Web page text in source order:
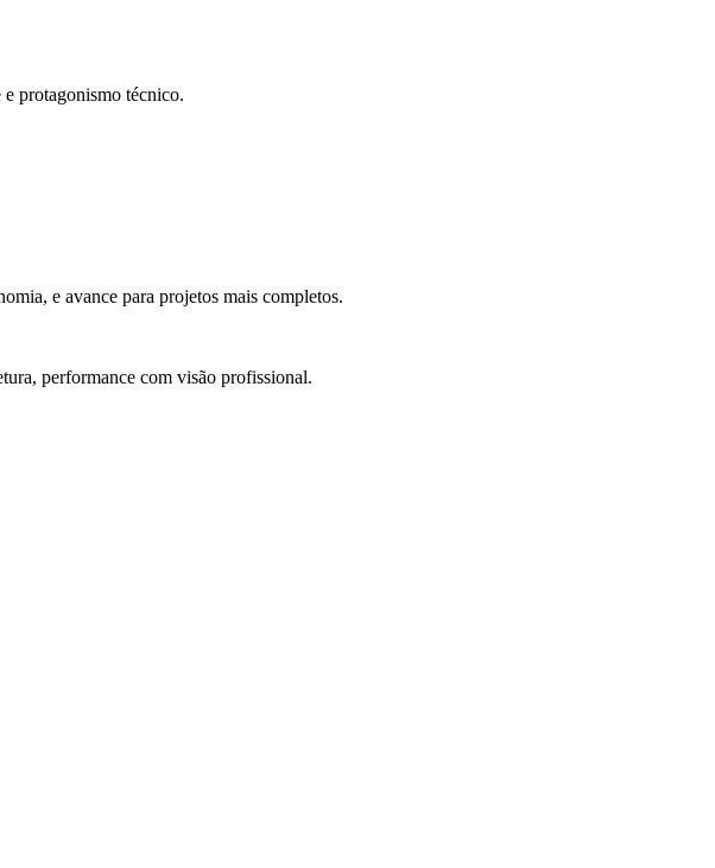
e protagonismo técnico.
e avance para projetos mais completos.
performance com visão profissional.